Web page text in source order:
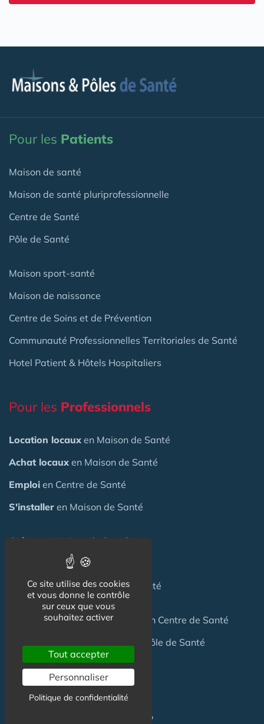
Pour les Patients
Maison de santé
Maison de santé pluriprofessionnelle
Centre de Santé
Pôle de Santé
Maison sport-santé
Maison de naissance
Centre de Soins et de Prévention
Communauté Professionnelles Territoriales de Santé
Hotel Patient & Hôtels Hospitaliers
Pour les Professionnels
Location locaux en Maison de Santé
Achat locaux en Maison de Santé
Emploi en Centre de Santé
S'installer en Maison de Santé
Créerune Maison de Santé
une Maison de Santé
Investirdans une Maison de Santé
une Maisonde Santé
ou un Centre de Santé
pour création Maison / Pôle de Santé
FAQ
C'est quoi une Maison de Santé ?
Ce site utilise des cookies
et vous donne le contrôle
sur ceux que vous
souhaitez activer
Tout accepter
Personnaliser
Politique de confidentialité